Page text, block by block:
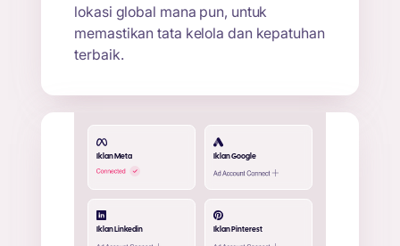
lokasi global mana pun, untuk
memastikan tata kelola dan kepatuhan
terbaik.
Iklan Meta Iklan Google
Iklan Linkedin Iklan Pinterest